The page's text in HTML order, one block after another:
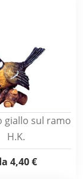
giallo sul ramo
H.K.
4,40 €